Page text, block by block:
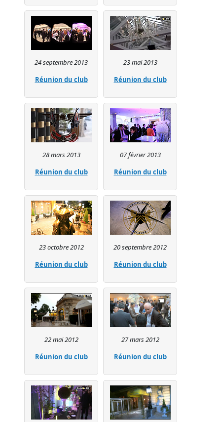
24 septembre 2013
Réunion du club
23 mai 2013
Réunion du club
28 mars 2013
Réunion du club
07 février 2013
Réunion du club
23 octobre 2012
Réunion du club
20 septembre 2012
Réunion du club
22 mai 2012
Réunion du club
27 mars 2012
Réunion du club